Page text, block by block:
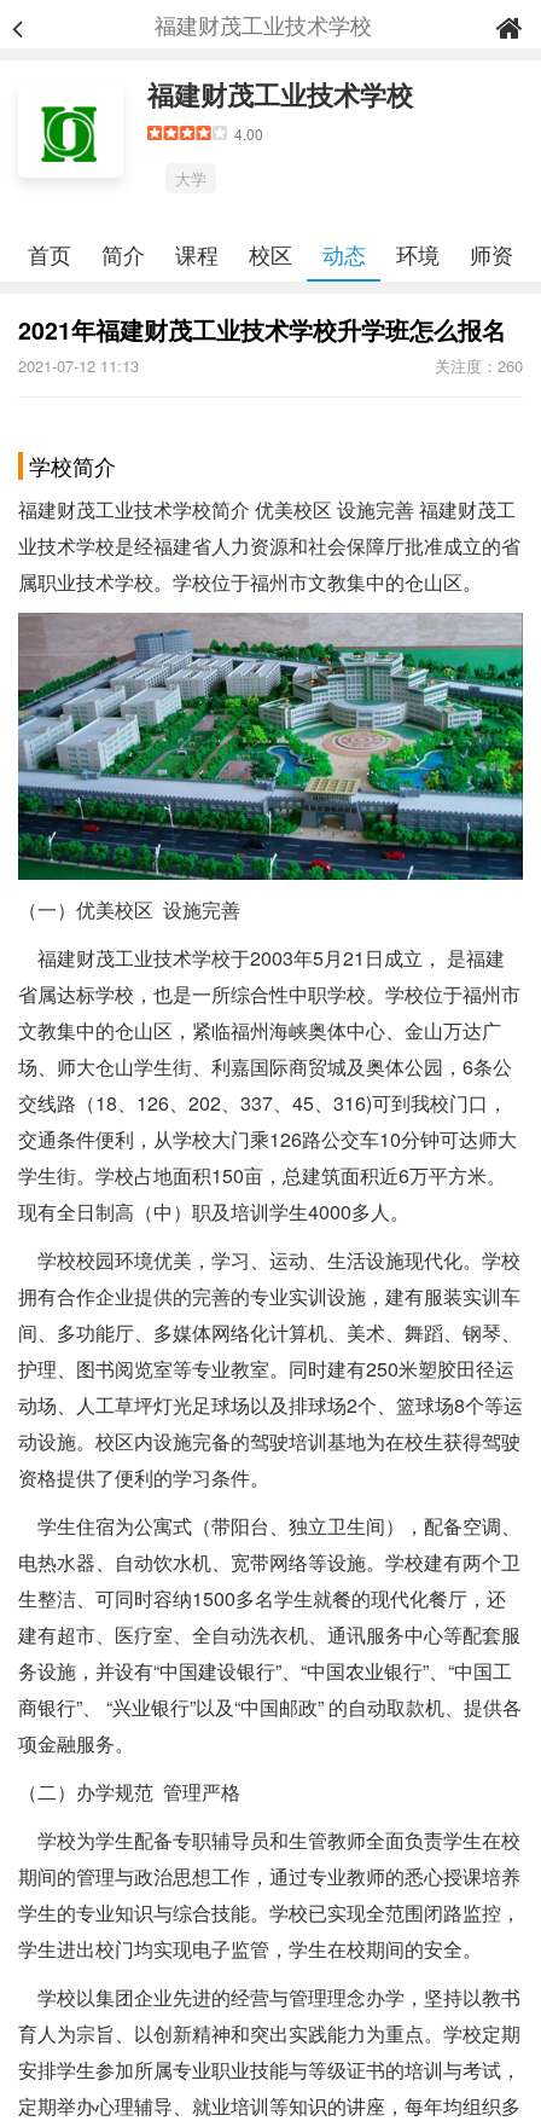
福建财茂工业技术学校
福建财茂工业技术学校
4.00
大学
首页 简介 课程 校区 动态 环境 师资
2021年福建财茂工业技术学校升学班怎么报名
2021-07-12 11:13 关注度：260
学校简介
福建财茂工业技术学校简介 优美校区 设施完善 福建财茂工
业技术学校是经福建省人力资源和社会保障厅批准成立的省
属职业技术学校。学校位于福州市文教集中的仓山区。
（一）优美校区 设施完善
福建财茂工业技术学校于2003年5月21日成立， 是福建
省属达标学校，也是一所综合性中职学校。学校位于福州市
文教集中的仓山区，紧临福州海峡奥体中心、金山万达广
场、师大仓山学生街、利嘉国际商贸城及奥体公园，6条公
交线路（18、126、202、337、45、316)可到我校门口，
交通条件便利，从学校大门乘126路公交车10分钟可达师大
学生街。学校占地面积150亩，总建筑面积近6万平方米。
现有全日制高（中）职及培训学生4000多人。
学校校园环境优美，学习、运动、生活设施现代化。学校
拥有合作企业提供的完善的专业实训设施，建有服装实训车
间、多功能厅、多媒体网络化计算机、美术、舞蹈、钢琴、
护理、图书阅览室等专业教室。同时建有250米塑胶田径运
动场、人工草坪灯光足球场以及排球场2个、篮球场8个等运
动设施。校区内设施完备的驾驶培训基地为在校生获得驾驶
资格提供了便利的学习条件。
学生住宿为公寓式（带阳台、独立卫生间），配备空调、
电热水器、自动饮水机、宽带网络等设施。学校建有两个卫
生整洁、可同时容纳1500多名学生就餐的现代化餐厅，还
建有超市、医疗室、全自动洗衣机、通讯服务中心等配套服
务设施，并设有“中国建设银行”、“中国农业银行”、“中国工
商银行”、 “兴业银行”以及“中国邮政” 的自动取款机、提供各
项金融服务。
（二）办学规范 管理严格
学校为学生配备专职辅导员和生管教师全面负责学生在校
期间的管理与政治思想工作，通过专业教师的悉心授课培养
学生的专业知识与综合技能。学校已实现全范围闭路监控，
学生进出校门均实现电子监管，学生在校期间的安全。
学校以集团企业先进的经营与管理理念办学，坚持以教书
育人为宗旨、以创新精神和突出实践能力为重点。学校定期
安排学生参加所属专业职业技能与等级证书的培训与考试，
定期举办心理辅导、就业培训等知识的讲座，每年均组织多